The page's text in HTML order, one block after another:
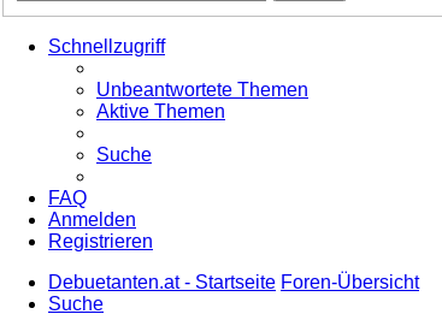
Schnellzugriff
Unbeantwortete Themen
Aktive Themen
Suche
FAQ
Anmelden
Registrieren
Debuetanten.at - Startseite Foren-Übersicht
Suche